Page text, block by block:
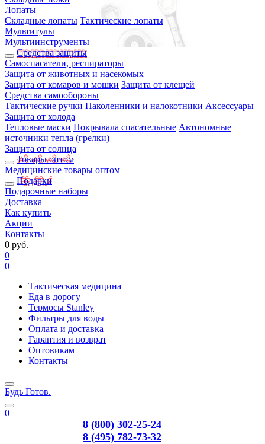
Лопаты
Складные лопаты Тактические лопаты
Мультитулы
Мультиинструменты
Средства защиты
Самоспасатели, респираторы
Защита от животных и насекомых
Защита от комаров и мошки Защита от клещей
Средства самообороны
Тактические ручки Наколенники и налокотники Аксессуары
Защита от холода
Тепловые маски Покрывала спасательные Автономные
источники тепла (грелки)
Защита от солнца
Товары оптом
Медицинские товары оптом
Подарки
Подарочные наборы
Доставка
Как купить
Акции
Контакты
0 руб.
0
0
Тактическая медицина
Еда в дорогу
Термосы Stanley
Фильтры для воды
Оплата и доставка
Гарантия и возврат
Оптовикам
Контакты
Будь Готов.
0
8 (800) 302-25-24
8 (495) 782-73-32